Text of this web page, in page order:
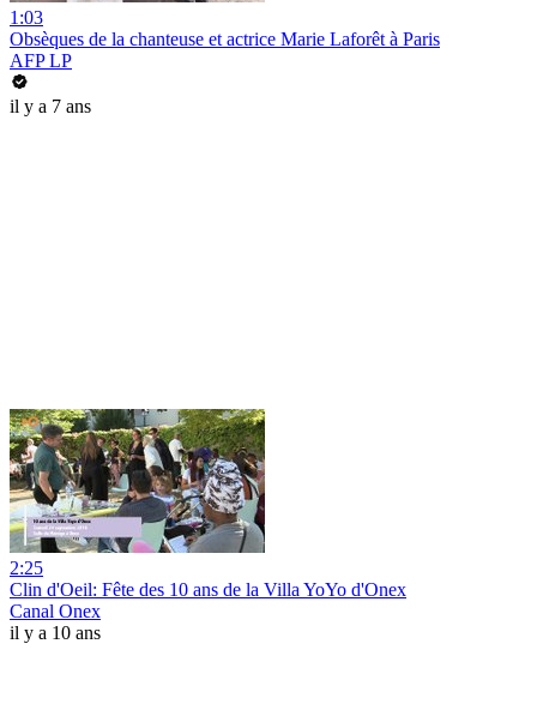
1:03
Obsèques de la chanteuse et actrice Marie Laforêt à Paris
AFP LP
il y a 7 ans
2:25
Clin d'Oeil: Fête des 10 ans de la Villa YoYo d'Onex
Canal Onex
il y a 10 ans